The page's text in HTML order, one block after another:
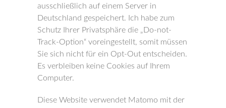
ausschließlich auf einem Server in
Deutschland gespeichert. Ich habe zum
Schutz Ihrer Privatsphäre die „Do-not-
Track-Option“ voreingestellt, somit müssen
Sie sich nicht für ein Opt-Out entscheiden.
Es verbleiben keine Cookies auf Ihrem
Computer.
Diese Website verwendet Matomo mit der